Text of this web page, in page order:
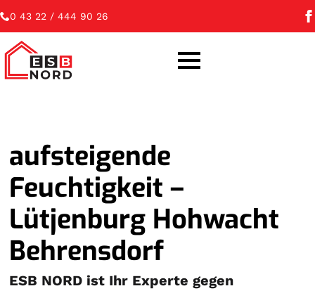
0 43 22 / 444 90 26
aufsteigende
Feuchtigkeit –
Lütjenburg Hohwacht
Behrensdorf
ESB NORD ist Ihr Experte gegen